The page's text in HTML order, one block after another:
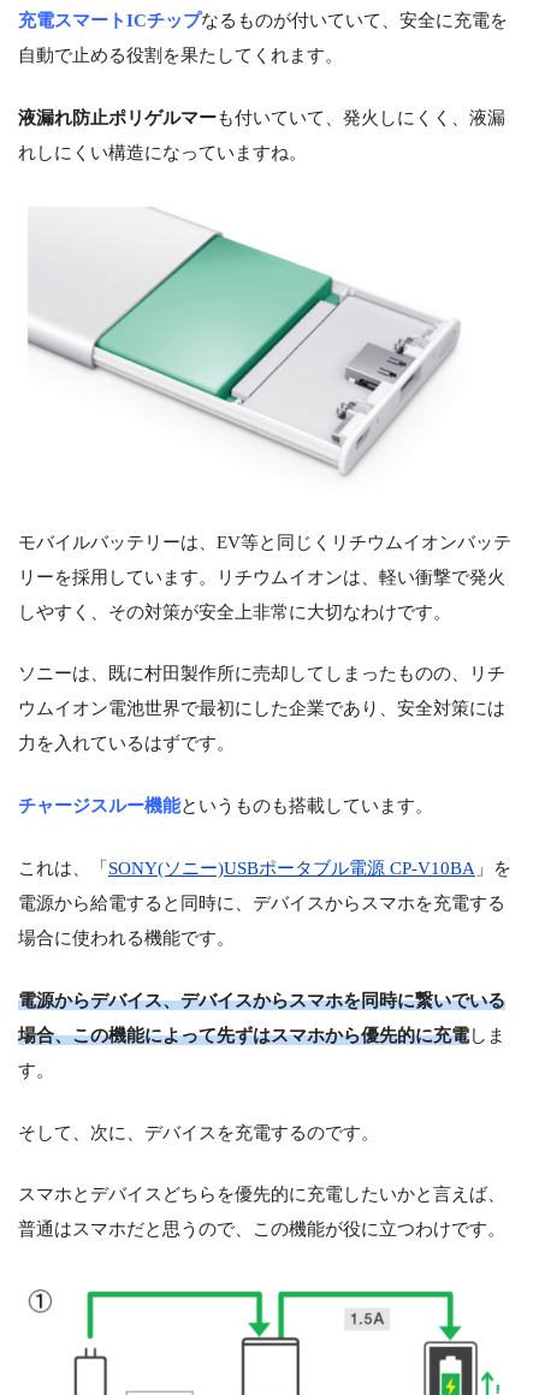
充電スマートICチップなるものが付いていて、安全に充電を
自動で止める役割を果たしてくれます。
液漏れ防止ポリゲルマーも付いていて、発火しにくく、液漏
れしにくい構造になっていますね。
モバイルバッテリーは、EV等と同じくリチウムイオンバッテ
リーを採用しています。リチウムイオンは、軽い衝撃で発火
しやすく、その対策が安全上非常に大切なわけです。
ソニーは、既に村田製作所に売却してしまったものの、リチ
ウムイオン電池世界で最初にした企業であり、安全対策には
力を入れているはずです。
チャージスルー機能というものも搭載しています。
これは、「SONY(ソニー)USBポータブル電源 CP-V10BA 」を
電源から給電すると同時に、デバイスからスマホを充電する
場合に使われる機能です。
電源からデバイス、デバイスからスマホを同時に繋いでいる
場合、この機能によって先ずはスマホから優先的に充電しま
す。
そして、次に、デバイスを充電するのです。
スマホとデバイスどちらを優先的に充電したいかと言えば、
普通はスマホだと思うので、この機能が役に立つわけです。